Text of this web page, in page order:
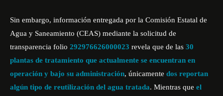
Sin embargo, información entregada por la Comisión Estatal de
Agua y Saneamiento (CEAS) mediante la solicitud de
transparencia folio 292976626000023 revela que de las 30
plantas de tratamiento que actualmente se encuentran en
operación y bajo su administración, únicamente dos reportan
algún tipo de reutilización del agua tratada. Mientras que el